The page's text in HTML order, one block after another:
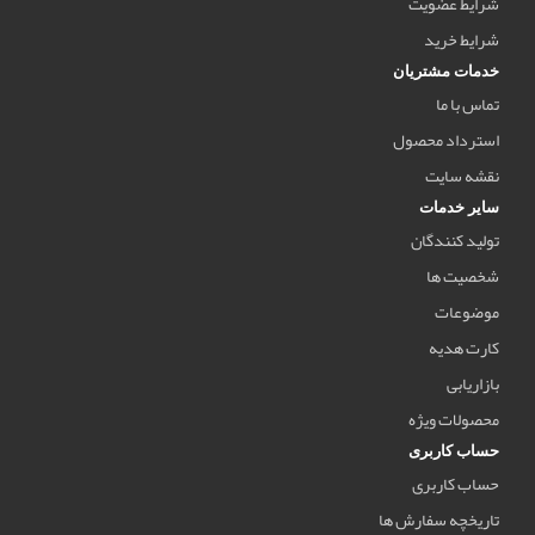
شرایط خرید
خدمات مشتریان
تماس با ما
استرداد محصول
نقشه سایت
سایر خدمات
تولید کنندگان
شخصیت ها
موضوعات
کارت هدیه
بازاریابی
محصولات ویژه
حساب کاربری
حساب کاربری
تاریخچه سفارش ها